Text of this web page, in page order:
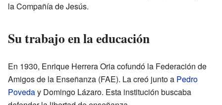
la Compañía de Jesús.
Su trabajo en la educación
En 1930, Enrique Herrera Oria cofundó la Federación de
Amigos de la Enseñanza (FAE). La creó junto a Pedro
Poveday Domingo Lázaro. Esta institución buscaba